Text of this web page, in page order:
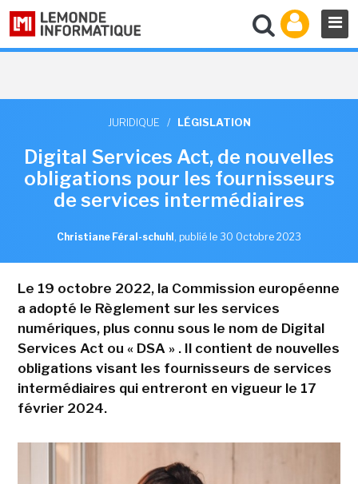
JURIDIQUE / LÉGISLATION
Digital Services Act, de nouvelles
obligations pour les fournisseurs
de services intermédiaires
Christiane Féral-schuhl , publié le 30 Octobre 2023
Le 19 octobre 2022, la Commission européenne
a adopté le Règlement sur les services
numériques, plus connu sous le nom de Digital
Services Act ou « DSA » . Il contient de nouvelles
obligations visant les fournisseurs de services
intermédiaires qui entreront en vigueur le 17
février 2024.